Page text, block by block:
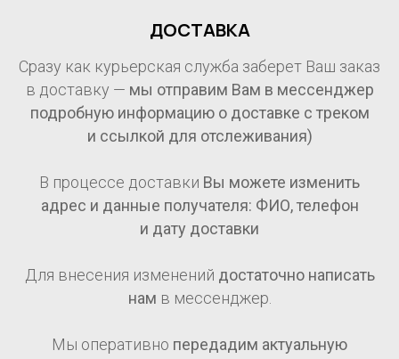
ДОСТАВКА
Сразу как курьерская служба заберет Ваш заказ
в доставку — мы отправим Вам в мессенджер
подробную информацию о доставке с треком
и ссылкой для отслеживания)
В процессе доставки Вы можете изменить
адрес и данные получателя: ФИО, телефон
и дату доставки
Для внесения изменений достаточно написать
нам в мессенджер.
Мы оперативно передадим актуальную